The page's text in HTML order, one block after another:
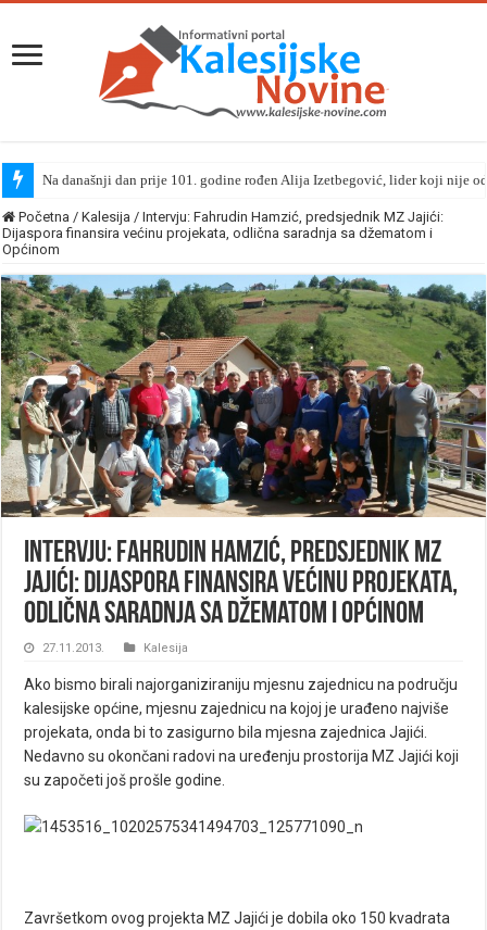
Na današnji dan prije 101. godine rođen Alija Izetbegović, lider koji nije
Početna / Kalesija / Intervju: Fahrudin Hamzić, predsjednik MZ Jajići:
Dijaspora finansira većinu projekata, odlična saradnja sa džematom i
Općinom
Intervju: Fahrudin Hamzić, predsjednik MZ
Jajići: Dijaspora finansira većinu projekata,
odlična saradnja sa džematom i Općinom
27.11.2013. Kalesija
Ako bismo birali najorganiziraniju mjesnu zajednicu na području
kalesijske općine, mjesnu zajednicu na kojoj je urađeno najviše
projekata, onda bi to zasigurno bila mjesna zajednica Jajići.
Nedavno su okončani radovi na uređenju prostorija MZ Jajići koji
su započeti još prošle godine.
Završetkom ovog projekta MZ Jajići je dobila oko 150 kvadrata